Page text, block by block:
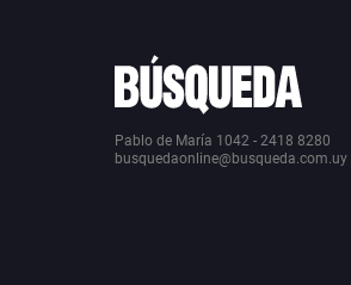
Pablo de María 1042 - 2418 8280
busquedaonline@busqueda.com.uy